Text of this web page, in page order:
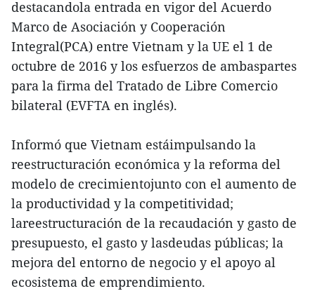
destacandola entrada en vigor del Acuerdo
Marco de Asociación y Cooperación
Integral(PCA) entre Vietnam y la UE el 1 de
octubre de 2016 y los esfuerzos de ambaspartes
para la firma del Tratado de Libre Comercio
bilateral (EVFTA en inglés).
Informó que Vietnam estáimpulsando la
reestructuración económica y la reforma del
modelo de crecimientojunto con el aumento de
la productividad y la competitividad;
lareestructuración de la recaudación y gasto de
presupuesto, el gasto y lasdeudas públicas; la
mejora del entorno de negocio y el apoyo al
ecosistema de emprendimiento.